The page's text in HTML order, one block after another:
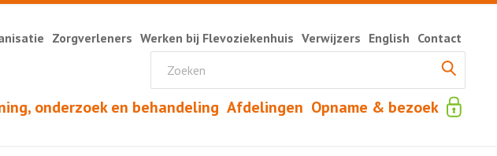
onderzoek en behandeling Afdelingen Opname & bezoek
Zorgverleners Werken bij Flevoziekenhuis Verwijzers English Contact